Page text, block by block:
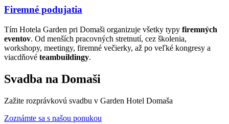
Firemné podujatia
Tím Hotela Garden pri Domaši organizuje všetky typy firemných
eventov. Od menších pracovných stretnutí, cez školenia,
workshopy, meetingy, firemné večierky, až po veľké kongresy a
viacdňové teambuildingy.
Svadba na Domaši
Zažite rozprávkovú svadbu v Garden Hotel Domaša
Zoznámte sa s našou ponukou